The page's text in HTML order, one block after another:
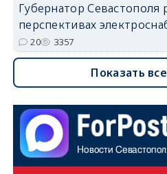
Губернатор Севастополя
перспективах
20 3357
Показать